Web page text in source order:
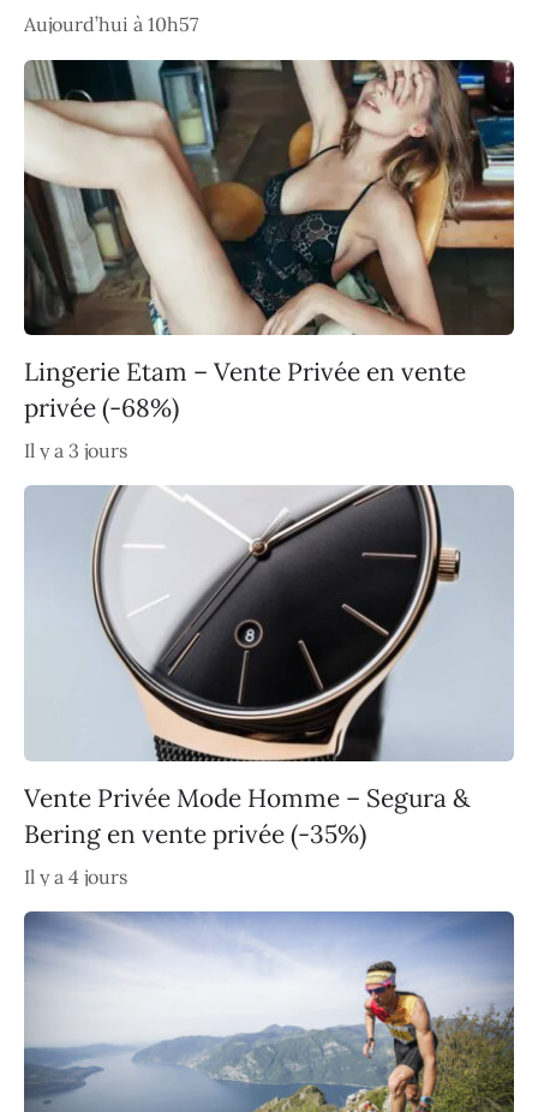
Aujourd’hui à 10h57
Lingerie Etam – Vente Privée en vente
privée (-68%)
Il y a 3 jours
Vente Privée Mode Homme – Segura &
Bering en vente privée (-35%)
Il y a 4 jours